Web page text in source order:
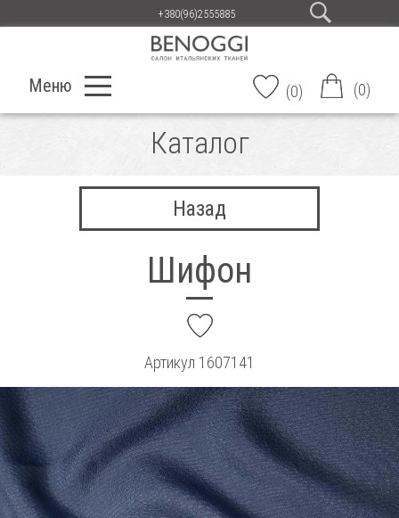
+380(96)2555885
Меню (0) (0)
Каталог
Назад
Шифон
Артикул 1607141